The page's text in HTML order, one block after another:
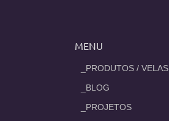
MENU
_PRODUTOS / VELAS
_BLOG
_PROJETOS